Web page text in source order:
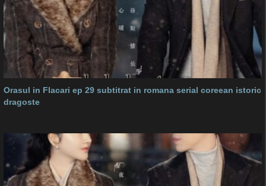
Orasul in Flacari ep 29 subtitrat in romana serial coreean istoric
dragoste